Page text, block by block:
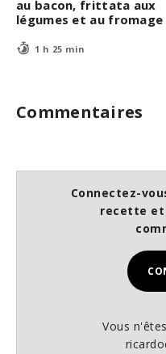
au bacon, frittata aux
légumes et au fromage
1 h 25 min
Commentaires
Connectez-
recette et
Vous